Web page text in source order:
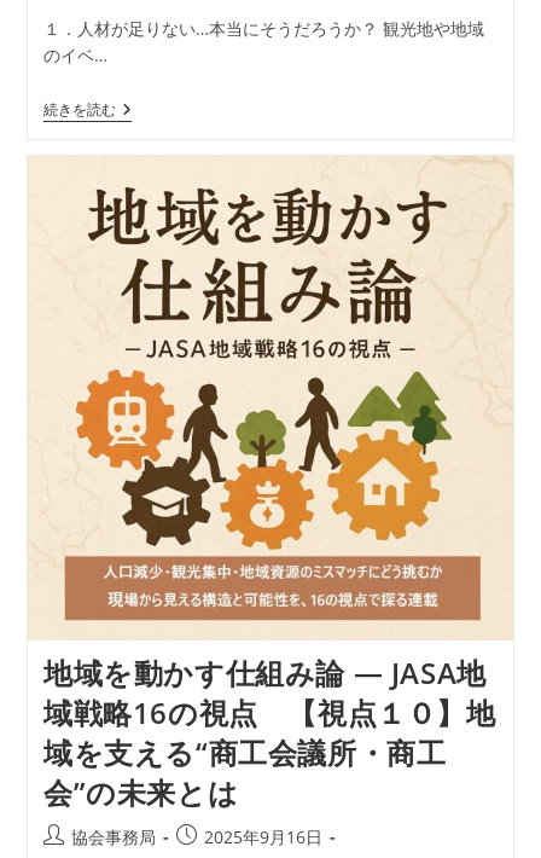
日:
カ
テ
ゴ
ー:
１．人材が足りない…本当にそうだろうか？ 観光地や地域
のイベ…
続きを読む地
域
か
す
仕
組
論
―
JASA
戦
略
16
の
視
点
【視
点
１】
「観
光
人
は
な
く“設
計
ミ
ス”で
は
な
い
か？」
地域を動かす仕組み論 ― JASA地
域戦略16の視点 【視点１０】地
域を支える“商工会議所・商工
会”の未来とは
投 協会事務局
投 2025年9月16日